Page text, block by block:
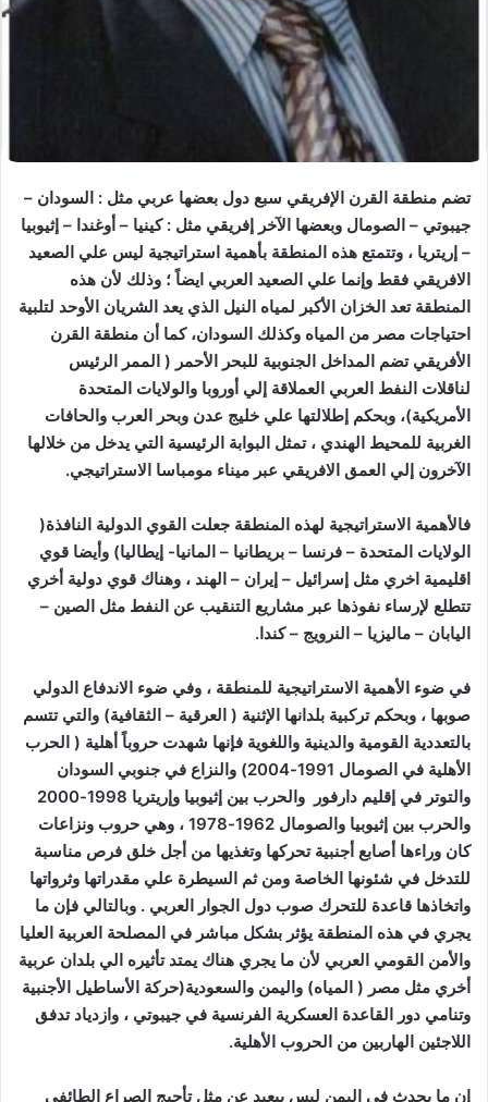
تضم منطقة القرن الإفريقي سبع دول بعضها عربي مثل : السودان –
جيبوتي – الصومال وبعضها الآخر إفريقي مثل : كينيا – أوغندا – إثيوبيا
– إريتريا ، وتتمتع هذه المنطقة بأهمية استراتيجية ليس علي الصعيد
الافريقي فقط وإنما علي الصعيد العربي ايضاً ؛ وذلك لأن هذه
المنطقة تعد الخزان الأكبر لمياه النيل الذي يعد الشريان الأوحد لتلبية
احتياجات مصر من المياه وكذلك السودان، كما أن منطقة القرن
الأفريقي تضم المداخل الجنوبية للبحر الأحمر ( الممر الرئيس
لناقلات النفط العربي العملاقة إلي أوروبا والولايات المتحدة
الأمريكية)، وبحكم إطلالتها علي خليج عدن وبحر العرب والحافات
الغربية للمحيط الهندي ، تمثل البوابة الرئيسية التي يدخل من خلالها
الآخرون إلي العمق الافريقي عبر ميناء مومباسا الاستراتيجي.
فالأهمية الاستراتيجية لهذه المنطقة جعلت القوي الدولية النافذة(
الولايات المتحدة – فرنسا – بريطانيا – المانيا- إيطاليا) وأيضا قوي
اقليمية اخري مثل إسرائيل – إيران – الهند ، وهناك قوي دولية أخري
تتطلع لإرساء نفوذها عبر مشاريع التنقيب عن النفط مثل الصين –
اليابان – ماليزيا – النرويج – كندا.
في ضوء الأهمية الاستراتيجية للمنطقة ، وفي ضوء الاندفاع الدولي
صوبها ، وبحكم تركبية بلدانها الإثنية ( العرقية – الثقافية) والتي تتسم
بالتعددية القومية والدينية واللغوية فإنها شهدت حروباً أهلية ( الحرب
الأهلية في الصومال 1991-2004) والنزاع في جنوبي السودان
والتوتر في إقليم دارفور والحرب بين إثيوبيا وإريتريا 1998-2000
والحرب بين إثيوبيا والصومال 1962-1978 ، وهي حروب ونزاعات
كان وراءها أصابع أجنبية تحركها وتغذيها من أجل خلق فرص مناسبة
للتدخل في شئونها الخاصة ومن ثم السيطرة علي مقدراتها وثرواتها
واتخاذها قاعدة للتحرك صوب دول الجوار العربي . وبالتالي فإن ما
يجري في هذه المنطقة يؤثر بشكل مباشر في المصلحة العربية العليا
والأمن القومي العربي لأن ما يجري هناك يمتد تأثيره الي بلدان عربية
أخري مثل مصر ( المياه) واليمن والسعودية(حركة الأساطيل الأجنبية
وتنامي دور القاعدة العسكرية الفرنسية في جيبوتي ، وازدياد تدفق
اللاجئين الهاربين من الحروب الأهلية.
إن ما يحدث في اليمن ليس ببعيد عن مثل تأجيج الصراع الطائفي